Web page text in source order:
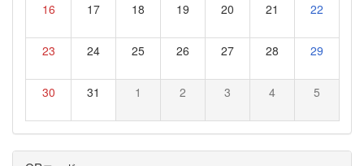
16 17 18 19 20 21 22
23 24 25 26 27 28 29
30 31 1 2 3 4 5